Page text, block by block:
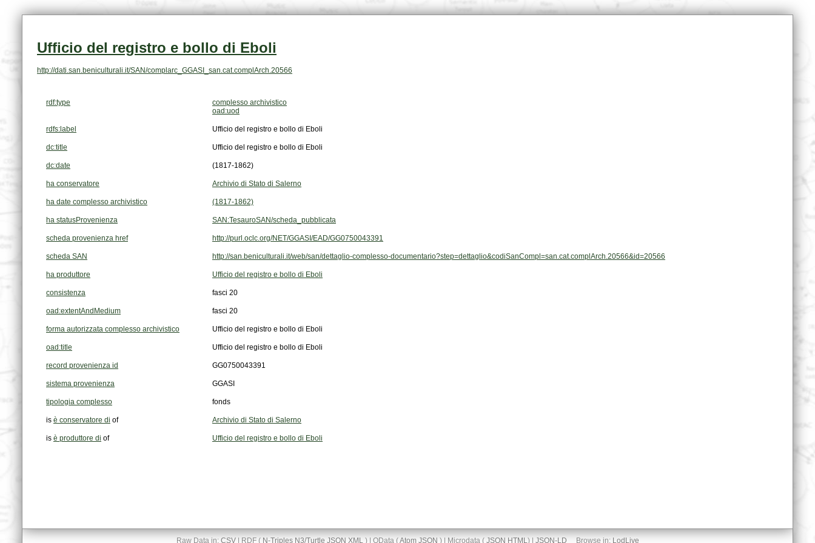
Ufficio del registro e bollo di Eboli
http://dati.san.beniculturali.it/SAN/complarc_GGASI_san.cat.complArch.20566
rdf:type
complesso archivistico
oad:uod
rdfs:label Ufficio del registro e bollo di Eboli
dc:title Ufficio del registro e bollo di Eboli
dc:date (1817-1862)
ha conservatore Archivio di Stato di Salerno
ha date complesso archivistico (1817-1862)
ha statusProvenienza SAN:TesauroSAN/scheda_pubblicata
scheda provenienza href http://purl.oclc.org/NET/GGASI/EAD/GG0750043391
scheda SAN http://san.beniculturali.it/web/san/dettaglio-complesso-documentario?step=dettaglio&codiSanCompl=san.cat.complArch.20566&id=20566
ha produttore Ufficio del registro e bollo di Eboli
consistenza fasci 20
oad:extentAndMedium fasci 20
forma autorizzata complesso archivistico Ufficio del registro e bollo di Eboli
oad:title Ufficio del registro e bollo di Eboli
record provenienza id GG0750043391
sistema provenienza GGASI
tipologia complesso fonds
is è conservatore di of Archivio di Stato di Salerno
is è produttore di of Ufficio del registro e bollo di Eboli
Raw Data in: CSV| RDF ( N-Triples N3/Turtle JSON XML) | OData (Atom JSON ) | Microdata ( JSON HTML) | JSON-LD Browse in: LodLive